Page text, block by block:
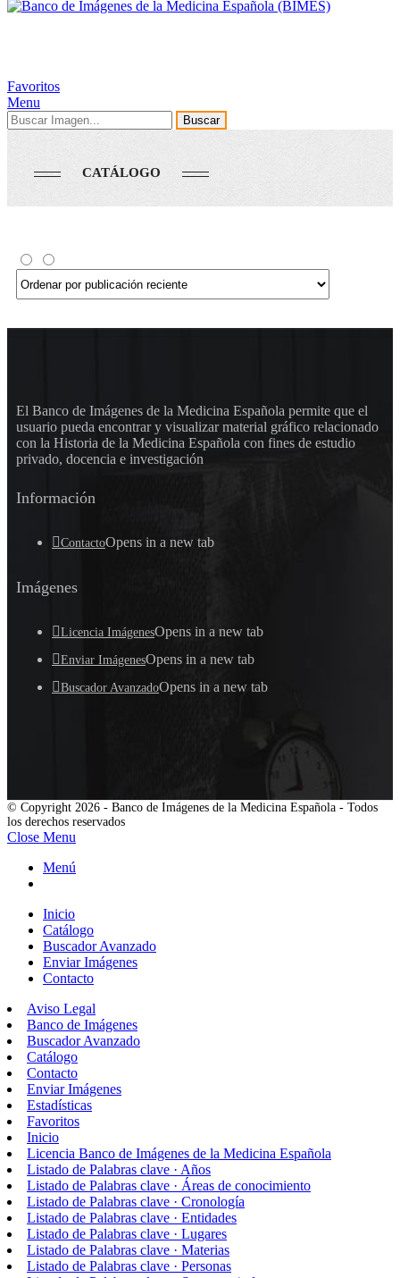
Favoritos
Menu
Buscar
CATÁLOGO
El Banco de Imágenes de la Medicina Española permite que el
usuario pueda encontrar y visualizar material gráfico relacionado
con la Historia de la Medicina Española con fines de estudio
privado, docencia e investigación
Información
ContactoOpens in a new tab
Imágenes
Licencia ImágenesOpens in a new tab
Enviar ImágenesOpens in a new tab
Buscador AvanzadoOpens in a new tab
© Copyright 2026 - Banco de Imágenes de la Medicina Española - Todos
los derechos reservados
Close Menu
Menú
Inicio
Catálogo
Buscador Avanzado
Enviar Imágenes
Contacto
Aviso Legal
Banco de Imágenes
Buscador Avanzado
Catálogo
Contacto
Enviar Imágenes
Estadísticas
Favoritos
Inicio
Licencia Banco de Imágenes de la Medicina Española
Listado de Palabras clave · Años
Listado de Palabras clave · Áreas de conocimiento
Listado de Palabras clave · Cronología
Listado de Palabras clave · Entidades
Listado de Palabras clave · Lugares
Listado de Palabras clave · Materias
Listado de Palabras clave · Personas